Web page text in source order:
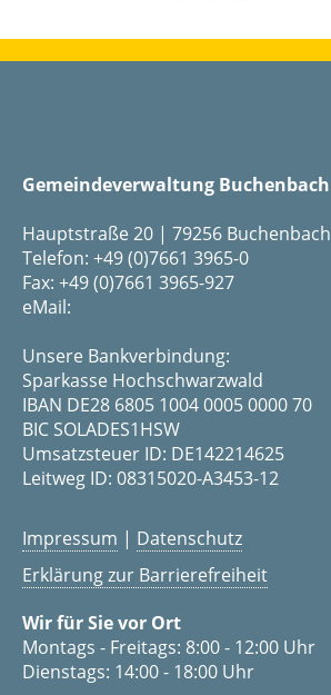
Gemeindeverwaltung Buchenbach
Hauptstraße 20 | 79256 Buchenbach
Telefon: +49 (0)7661 3965-0
Fax: +49 (0)7661 3965-927
eMail:
Unsere Bankverbindung:
Sparkasse Hochschwarzwald
IBAN DE28 6805 1004 0005 0000 70
BIC SOLADES1HSW
Umsatzsteuer ID: DE142214625
Leitweg ID: 08315020-A3453-12
Impressum | Datenschutz
Erklärung zur Barrierefreiheit
Wir für Sie vor Ort
Montags - Freitags: 8:00 - 12:00 Uhr
Dienstags: 14:00 - 18:00 Uhr